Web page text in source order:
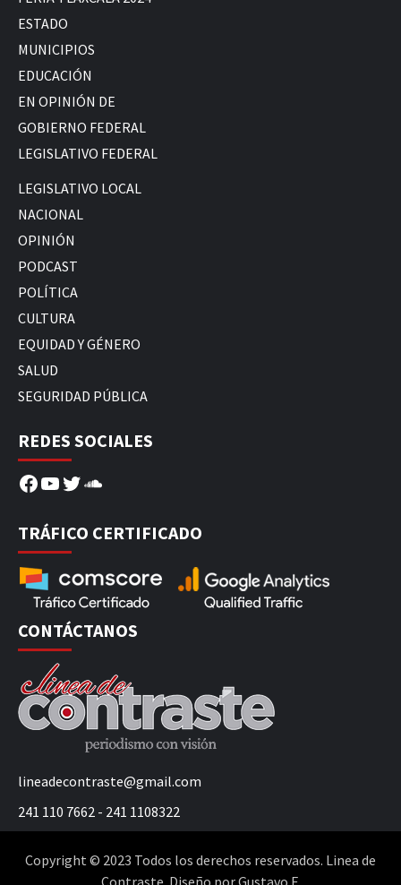
ESTADO
MUNICIPIOS
EDUCACIÓN
EN OPINIÓN DE
GOBIERNO FEDERAL
LEGISLATIVO FEDERAL
LEGISLATIVO LOCAL
NACIONAL
OPINIÓN
PODCAST
POLÍTICA
CULTURA
EQUIDAD Y GÉNERO
SALUD
SEGURIDAD PÚBLICA
REDES SOCIALES
Facebook
YouTube
Twitter
SoundCloud
TRÁFICO CERTIFICADO
CONTÁCTANOS
lineadecontraste@gmail.com
241 110 7662 - 241 1108322
Copyright © 2023 Todos los derechos reservados. Linea de
Contraste. Diseño por Gustavo F.